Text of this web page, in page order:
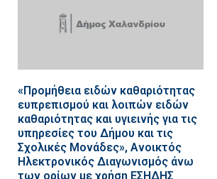
«Προμήθεια ειδών καθαριότητας
ευπρεπισμού και λοιπών ειδών
καθαριότητας και υγιεινής για τις
υπηρεσίες του Δήμου και τις
Σχολικές Μονάδες», Ανοικτός
Ηλεκτρονικός Διαγωνισμός άνω
των ορίων με χρήση ΕΣΗΔΗΣ